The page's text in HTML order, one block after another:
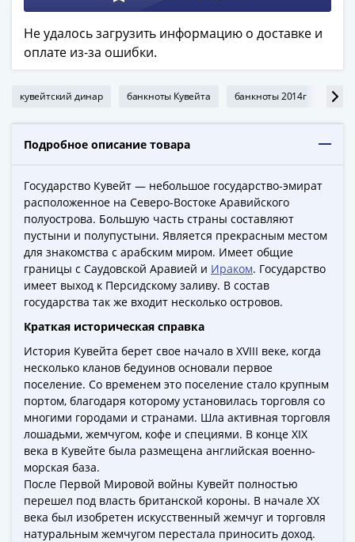
Победы
ВОВ
труда
Города-
герои
Оружие
Великой
Победы
Олимпиада
Сочи
2014
футболу
2018
Крымские
события
Архитектура
Красная
книга
Личности
Мультипликация
События
Серебряные
Не удалось загрузить информацию о доставке и
оплате из-за ошибки.
кувейтский динар банкноты Кувейта банкноты 2014г
Подробное описание товара
Государство Кувейт — небольшое государство-эмират
расположенное на Северо-Востоке Аравийского
полуострова. Большую часть страны составляют
пустыни и полупустыни. Является прекрасным местом
для знакомства с арабским миром. Имеет общие
границы с Саудовской Аравией и Ираком. Государство
имеет выход к Персидскому заливу. В состав
государства так же входит несколько островов.
Краткая историческая справка
История Кувейта берет свое начало в XVIII веке, когда
несколько кланов бедуинов основали первое
поселение. Со временем это поселение стало крупным
портом, благодаря которому установилась торговля со
многими городами и странами. Шла активная торговля
лошадьми, жемчугом, кофе и специями. В конце XIX
века в Кувейте была размещена английская военно-
морская база.
После Первой Мировой войны Кувейт полностью
перешел под власть британской короны. В начале XX
века был изобретен искусственный жемчуг и торговля
натуральным жемчугом перестала приносить доход.